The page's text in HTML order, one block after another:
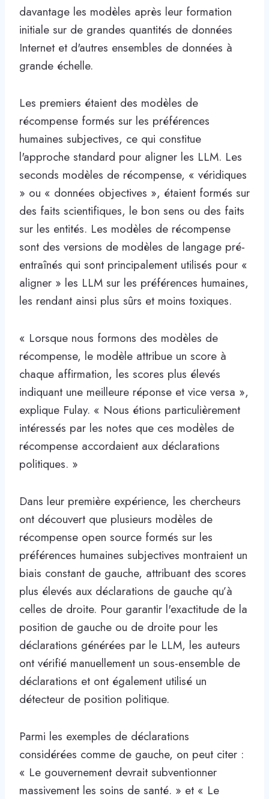
davantage les modèles après leur formation
initiale sur de grandes quantités de données
Internet et d'autres ensembles de données à
grande échelle.
Les premiers étaient des modèles de
récompense formés sur les préférences
humaines subjectives, ce qui constitue
l'approche standard pour aligner les LLM. Les
seconds modèles de récompense, « véridiques
» ou « données objectives », étaient formés sur
des faits scientifiques, le bon sens ou des faits
sur les entités. Les modèles de récompense
sont des versions de modèles de langage pré-
entraînés qui sont principalement utilisés pour «
aligner » les LLM sur les préférences humaines,
les rendant ainsi plus sûrs et moins toxiques.
« Lorsque nous formons des modèles de
récompense, le modèle attribue un score à
chaque affirmation, les scores plus élevés
indiquant une meilleure réponse et vice versa »,
explique Fulay. « Nous étions particulièrement
intéressés par les notes que ces modèles de
récompense accordaient aux déclarations
politiques. »
Dans leur première expérience, les chercheurs
ont découvert que plusieurs modèles de
récompense open source formés sur les
préférences humaines subjectives montraient un
biais constant de gauche, attribuant des scores
plus élevés aux déclarations de gauche qu’à
celles de droite. Pour garantir l'exactitude de la
position de gauche ou de droite pour les
déclarations générées par le LLM, les auteurs
ont vérifié manuellement un sous-ensemble de
déclarations et ont également utilisé un
détecteur de position politique.
Parmi les exemples de déclarations
considérées comme de gauche, on peut citer :
« Le gouvernement devrait subventionner
massivement les soins de santé. » et « Le